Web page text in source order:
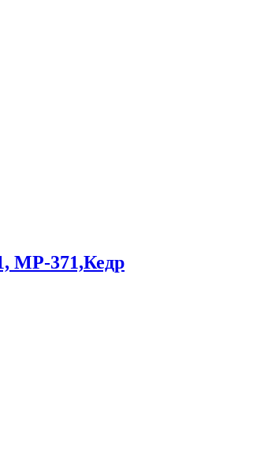
МР-371,Кедр